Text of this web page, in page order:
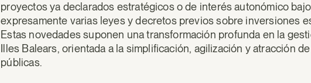
proyectos ya declarados estratégicos o de interés autonómico
expresamente varias leyes y decretos previos sobre inversiones
Estas novedades suponen una transformación profunda en la
Illes Balears, orientada a la simplificación, agilización y atracción
públicas.